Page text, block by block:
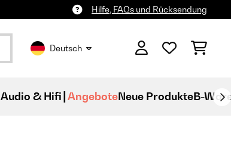
Hilfe, FAQs und Rücksendung
Deutsch
Audio & Hifi AngeboteNeue ProdukteB-